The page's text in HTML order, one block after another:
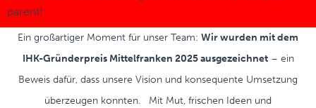
Ein großartiger Moment für unser Team: Wir wurden mit dem
IHK-Gründerpreis Mittelfranken 2025 ausgezeichnet– ein
Beweis dafür, dass unsere Vision und konsequente Umsetzung
überzeugen konnten. Mit Mut, frischen Ideen und